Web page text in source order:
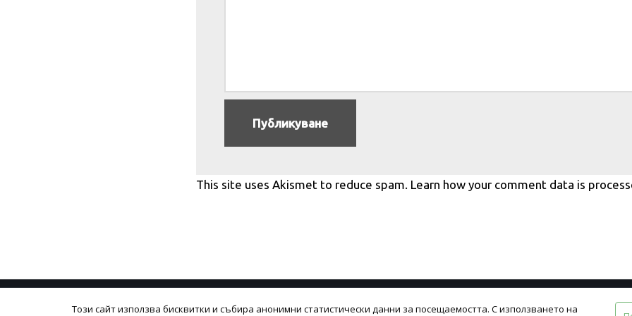
This site uses Akismet to reduce spam. Learn how your comment data is
Политика на поверителност Общи условия
Този сайт използва бисквитки и събира анонимни статистически данни за посещаемостта. С използването на